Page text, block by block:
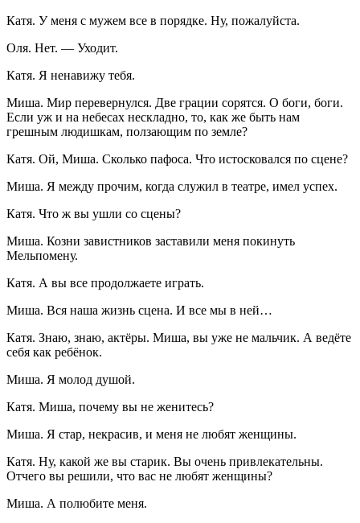
Катя. У меня с мужем все в порядке. Ну, пожалуйста.
Оля. Нет. — Уходит.
Катя. Я ненавижу тебя.
Миша. Мир перевернулся. Две грации сорятся. О боги, боги.
Если уж и на небесах нескладно, то, как же быть нам
грешным людишкам, ползающим по земле?
Катя. Ой, Миша. Сколько пафоса. Что истосковался по сцене?
Миша. Я между прочим, когда служил в театре, имел успех.
Катя. Что ж вы ушли со сцены?
Миша. Козни завистников заставили меня покинуть
Мельпомену.
Катя. А вы все продолжаете играть.
Миша. Вся наша жизнь сцена. И все мы в ней…
Катя. Знаю, знаю, актёры. Миша, вы уже не мальчик. А ведёте
себя как ребёнок.
Миша. Я молод душой.
Катя. Миша, почему вы не женитесь?
Миша. Я стар, некрасив, и меня не любят женщины.
Катя. Ну, какой же вы старик. Вы очень привлекательны.
Отчего вы решили, что вас не любят женщины?
Миша. А полюбите меня.